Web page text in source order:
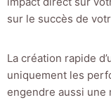
sur le succès de
La création rapide
uniquement les
engendre aussi